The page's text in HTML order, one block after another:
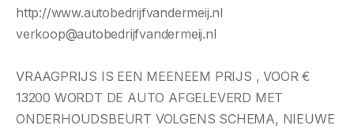
http://www.autobedrijfvandermeij.nl
verkoop@autobedrijfvandermeij.nl
VRAAGPRIJS IS EEN MEENEEM PRIJS , VOOR €
13200 WORDT DE AUTO AFGELEVERD MET
ONDERHOUDSBEURT VOLGENS SCHEMA, NIEUWE